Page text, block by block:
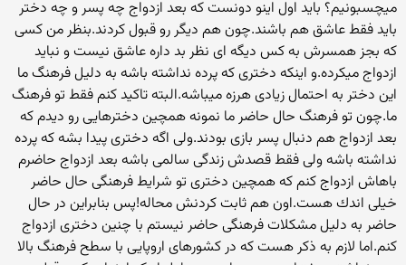
میچسبونیم؟ باید اول اینو دونست كه بعد ازدواج چه پسر و چه دختر
باید فقط عاشق هم باشند.چون هم دیگر رو قبول كردند.بنظر من كسی
كه بجز همسرش به كس دیگه ای نظر بد داره عاشق نیست و نباید
ازدواج میكرده.و اینكه دختری كه پرده نداشته باشه به دلیل فرهنگ ما
این دختر به احتمال زیادی هرزه میباشه.البته تاكید كنم فقط تو فرهنگ
ما.چون تو فرهنگ حال حاضر ما نمونه همچین دخترهایی رو دیدم كه
بعد ازدواج هم دنبال پسر بازی بودند.ولی اگه دختری پیدا بشه كه پرده
نداشته باشه ولی فقط قصدش زندگی سالمی باشه بعد ازدواج حاضرم
باهاش ازدواج كنم كه همچین دختری تو شرایط فرهنگی حال حاضر
خیلی اندك هست.اون هم ثابت كردنش محاله!پس بنابراین در حال
حاضر به دلیل مشكلات فرهنگی حاضر نیستم با چنین دختری ازدواج
كنم.اما لازم به ذكر هست كه در كشورهای اروپایی با سطح فرهنگ بالا